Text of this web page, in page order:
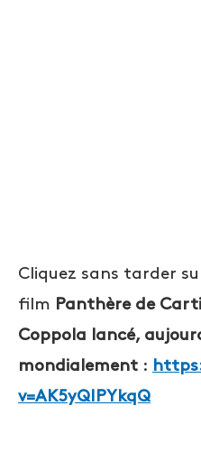
Cliquez sans tarder
film Panthère de
Coppola lancé,
mondialement :
v=AK5yQIPYkqQ